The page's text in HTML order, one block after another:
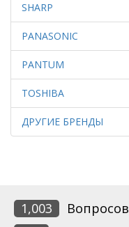
SHARP
PANASONIC
PANTUM
TOSHIBA
ДРУГИЕ БРЕНДЫ
1,003 Вопросов